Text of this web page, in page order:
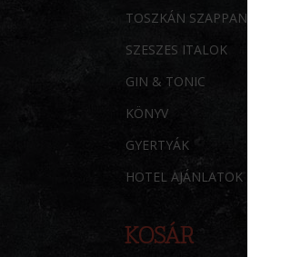
TOSZKÁN SZAPPANOK
SZESZES ITALOK
GIN & TONIC
KÖNYV
GYERTYÁK
HOTEL AJÁNLATOK
KOSÁR